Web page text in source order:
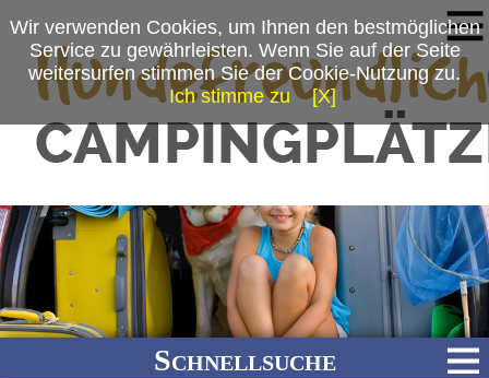
Schnellsuche
Wir verwenden Cookies, um Ihnen den bestmöglichen
Service zu gewährleisten. Wenn Sie auf der Seite
weitersurfen stimmen Sie der Cookie-Nutzung zu.
Ich stimme zu
[X]